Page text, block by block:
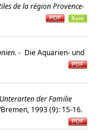
de la région Provence-
- Die Aquarien- und
der Familie
1993 (9): 15-16.